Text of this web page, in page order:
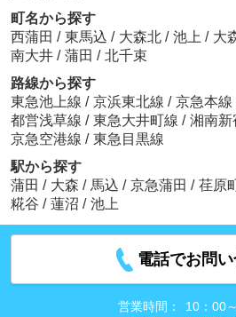
町名から探す
西蒲田 / 東馬込 / 大森北 / 池上 / 大
南大井 / 蒲田 / 北千束
路線から探す
東急池上線 / 京浜東北線 / 京急本線
都営浅草線 / 東急大井町線 / 湘南新
京急空港線 / 東急目黒線
駅から探す
蒲田 / 大森 / 馬込 / 京急蒲田 / 荏原
糀谷 / 蓮沼 / 池上
電話でお問
営業時間：
10：00